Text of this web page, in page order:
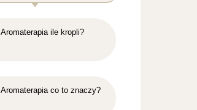
Aromaterapia ile kropli?
Aromaterapia co to znaczy?